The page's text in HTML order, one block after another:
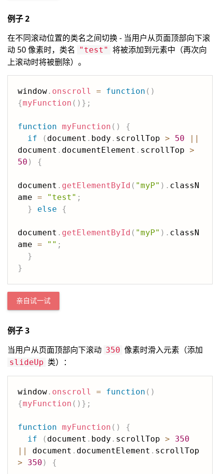
例子 2
在不同滚动位置的类名之间切换 - 当用户从页面顶部向下滚
动 50 像素时，类名
"test" 将被添加到元素中（再次向
上滚动时将被删除）。
window . onscroll = function ( )
{myFunction ( ) } ;
function myFunction ( )
{
if
( document . body . scrollTop > 50
||
document . documentElement . scrollTop >
50 ) {
document . getElementById ( "myP" ) . classN
ame = "test" ;
}
else {
document . getElementById ( "myP" ) . classN
ame = "" ;
}
}
亲自试一试
例子 3
当用户从页面顶部向下滚动 350 像素时滑入元素（添加
slideUp 类）：
window . onscroll = function ( )
{myFunction ( ) } ;
function myFunction ( )
{
if
( document . body . scrollTop >
350
||
document . documentElement .
>
350 ) {